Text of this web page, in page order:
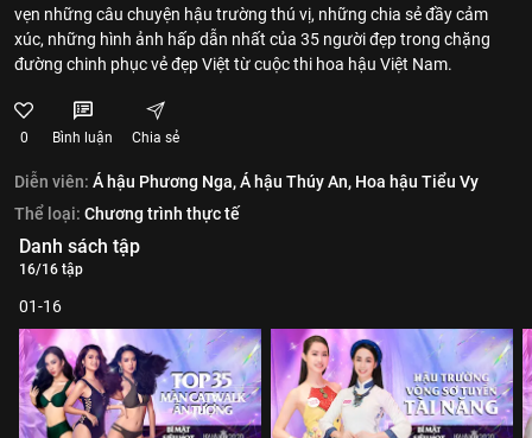
vẹn những câu chuyện hậu trường thú vị, những chia sẻ đầy cảm
xúc, những hình ảnh hấp dẫn nhất của 35 người đẹp trong chặng
đường chinh phục vẻ đẹp Việt từ cuộc thi hoa hậu Việt Nam.
0 Bình luận Chia sẻ
Diễn viên: Á hậu Phương Nga,Á hậu Thúy An, Hoa hậu Tiểu Vy
Thể loại: Chương trình thực tế
Danh sách tập
16/16 tập
01-16